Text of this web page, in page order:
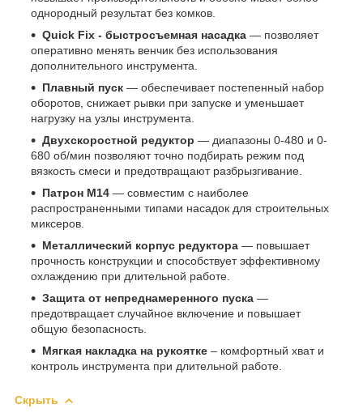
однородный результат без комков.
Quick Fix - быстросъемная насадка — позволяет
оперативно менять венчик без использования
дополнительного инструмента.
Плавный пуск — обеспечивает постепенный набор
оборотов, снижает рывки при запуске и уменьшает
нагрузку на узлы инструмента.
Двухскоростной редуктор — диапазоны 0-480 и 0-
680 об/мин позволяют точно подбирать режим под
вязкость смеси и предотвращают разбрызгивание.
Патрон М14 — совместим с наиболее
распространенными типами насадок для строительных
миксеров.
Металлический корпус редуктора — повышает
прочность конструкции и способствует эффективному
охлаждению при длительной работе.
Защита от непреднамеренного пуска —
предотвращает случайное включение и повышает
общую безопасность.
Мягкая накладка на рукоятке – комфортный хват и
контроль инструмента при длительной работе.
Скрыть